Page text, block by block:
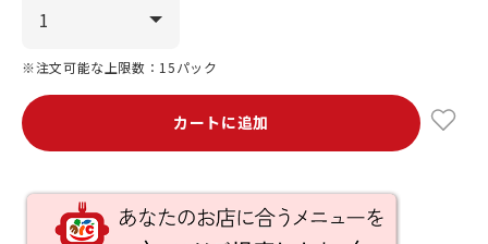
※注文可能な上限数：15パック
カートに追加